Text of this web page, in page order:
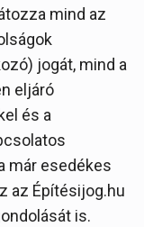
mind az
jogát, mind a
eljáró
és a
már esedékes
az Építésijog.hu
is.